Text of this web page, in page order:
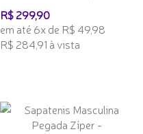
R$ 299,90
em até 6x de R$ 49,98
R$ 284,91 à vista